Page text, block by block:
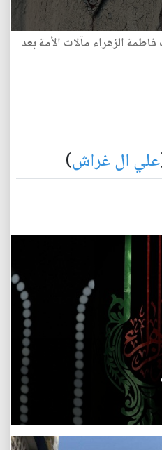
الزهراء مآلات الأمة بعد
علي ال غراش)